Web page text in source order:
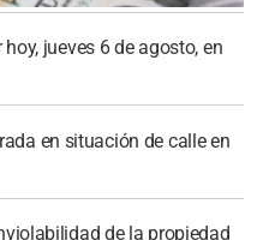
jueves 6 de agosto, en
en situación de calle en
de la propiedad